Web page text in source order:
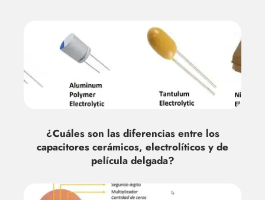
¿Cuáles son las diferencias entre los
capacitores cerámicos, electrolíticos y de
película delgada?